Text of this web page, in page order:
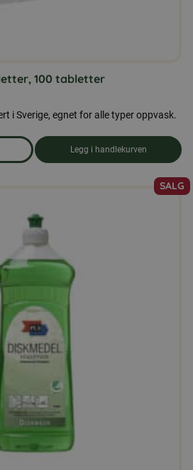
100 tabletter
i Sverige, egnet for alle typer oppvask.
Oppvaskmaskin-tabletter, 100 tabletter
Legg i handlekurven
SALG